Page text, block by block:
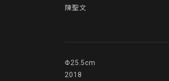
陳聖文
Φ25.5cm
2018